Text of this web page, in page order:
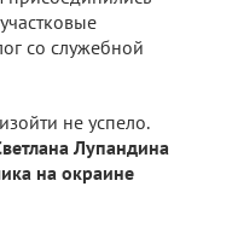
со служебной
не успело.
Лупандина
на окраине